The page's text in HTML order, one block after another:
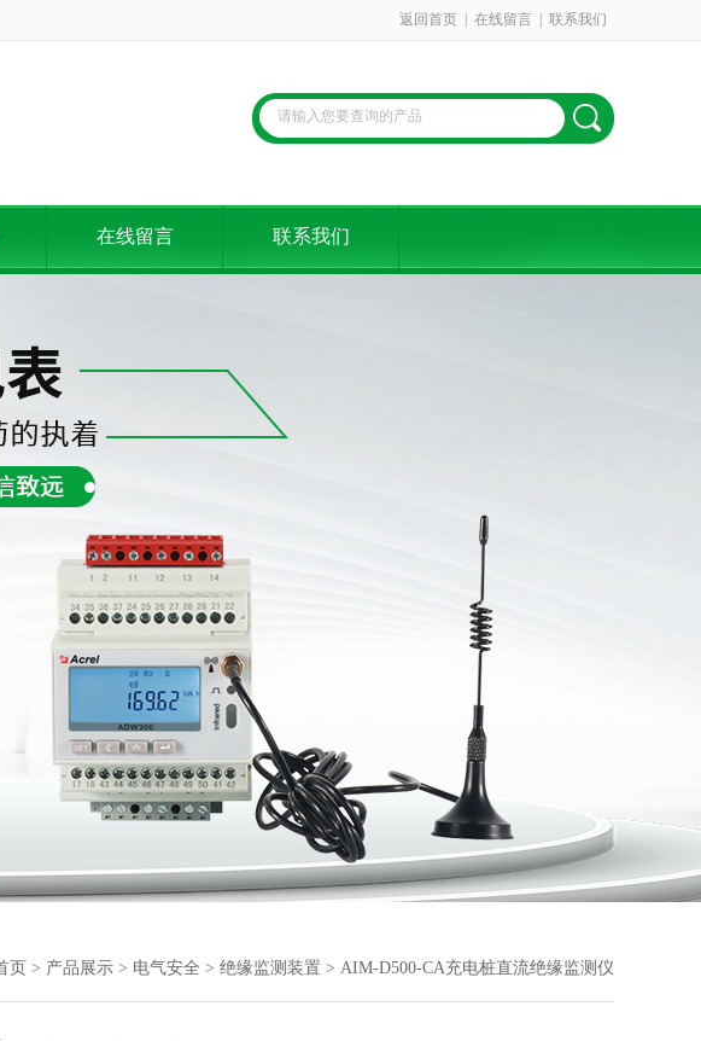
返回首页 在线留言 联系我们
在线留言 联系我们
页 > 产品展示 > 电气安全 > 绝缘监测装置 > AIM-D500-CA充电桩直流绝缘监测仪